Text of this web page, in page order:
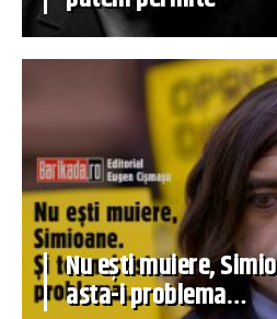
Nu ești muiere,
asta-i problema…